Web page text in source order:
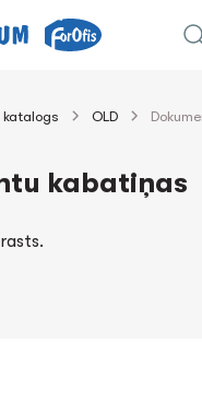
katalogs OLD
kabatiņas